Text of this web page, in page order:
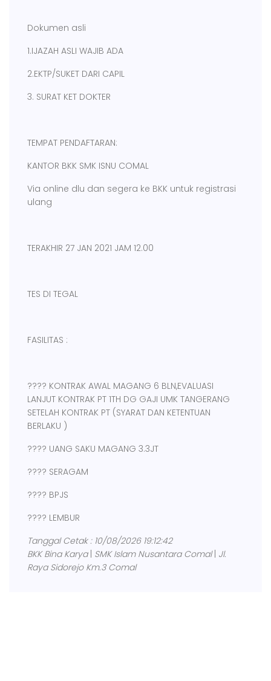
Dokumen asli
1.IJAZAH ASLI WAJIB ADA
2.EKTP/SUKET DARI CAPIL
3. SURAT KET DOKTER
TEMPAT PENDAFTARAN:
KANTOR BKK SMK ISNU COMAL
Via online dlu dan segera ke BKK untuk registrasi
ulang
TERAKHIR 27 JAN 2021 JAM 12.00
TES DI TEGAL
FASILITAS :
???? KONTRAK AWAL MAGANG 6 BLN,EVALUASI
LANJUT KONTRAK PT 1TH DG GAJI UMK TANGERANG
SETELAH KONTRAK PT (SYARAT DAN KETENTUAN
BERLAKU )
???? UANG SAKU MAGANG 3.3JT
???? SERAGAM
???? BPJS
???? LEMBUR
Tanggal Cetak : 10/08/2026 19:12:42
BKK Bina Karya SMK Islam Nusantara Comal| Jl.
Raya Sidorejo Km.3 Comal